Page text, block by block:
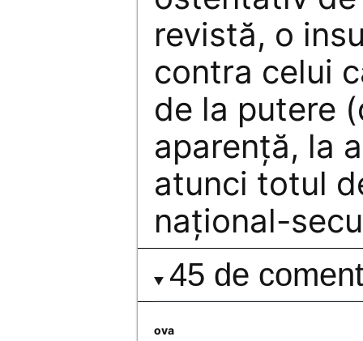
revistă, o
contra celui
de la putere
aparenţă, la
atunci totul
naţional-
45 de
ova